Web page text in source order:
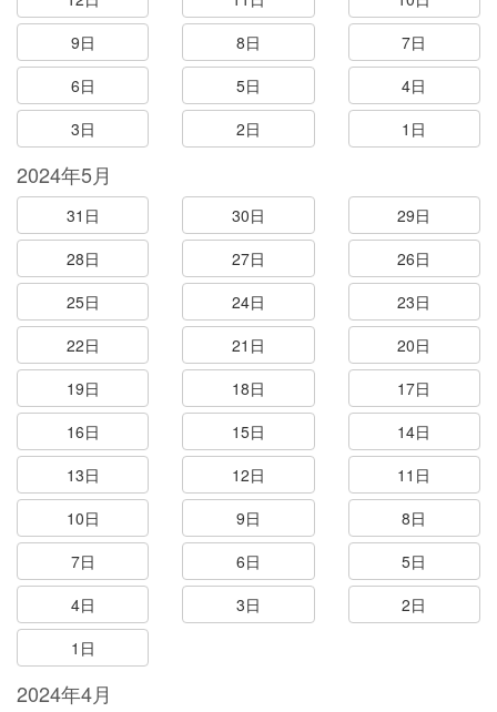
9日
8日
7日
6日
5日
4日
3日
2日 1日
2024年5月
31日 30日
29日
28日
27日
26日
25日
24日
23日
22日
21日
20日
19日
18日
17日
16日
15日
14日
13日
12日
11日
10日
9日
8日
7日
6日
5日
4日
3日
2日
1日
2024年4月